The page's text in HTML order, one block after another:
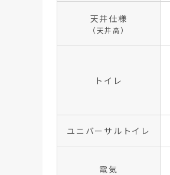
天井仕様
（天井高）
トイレ
ユニバーサルトイレ
電気